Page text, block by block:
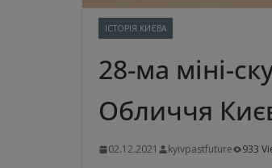
ІСТОРІЯ КИЄВА
28-ма міні-
Обличчя
02.12.2021 kyivpastfuture 933